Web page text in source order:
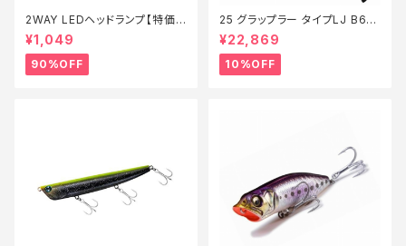
2WAY LEDヘッドランプ【特価
装備】【90】
¥1,049
90%OFF
25 グラップラー タイプLJ B63-
3【継続セール_ロッド】【10】
¥22,869
10%OFF